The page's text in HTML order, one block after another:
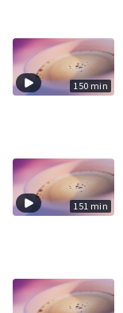
150 min
151 min